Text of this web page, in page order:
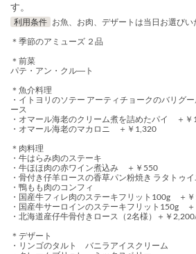
す。
利用条件 お魚、お肉、デザートは当日お選びい
＊季節のアミューズ ２品
＊前菜
パテ・アン・クル―ト
＊魚介料理
・イトヨリのソテー アーティチョークのバリグ
ース
・オマール海老のクリーム煮を詰めたパイ ＋￥
・オマール海老のマカロニ ＋￥1,320
＊肉料理
・牛はらみ肉のステーキ
・牛ほほ肉の赤ワイン煮込み ＋￥550
・骨付き仔羊ロースの香草パン粉焼き ラタトゥ
・鴨もも肉のコンフィ
・国産牛フィレ肉のステーキフリット100g ＋
・国産牛サーロインのステーキフリット150g
・北海道産仔牛骨付きロース（2名様）＋￥
＊デザート
・リンゴのタルト バニラアイスクリーム